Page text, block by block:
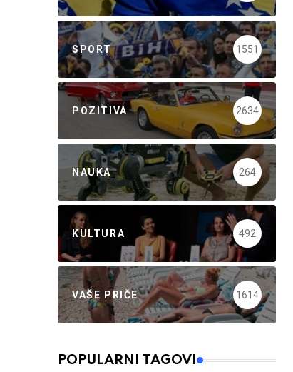
SPORT 1551
POZITIVA 2634
NAUKA 264
KULTURA 492
VAŠE PRIČE 1614
POPULARNI TAGOVI